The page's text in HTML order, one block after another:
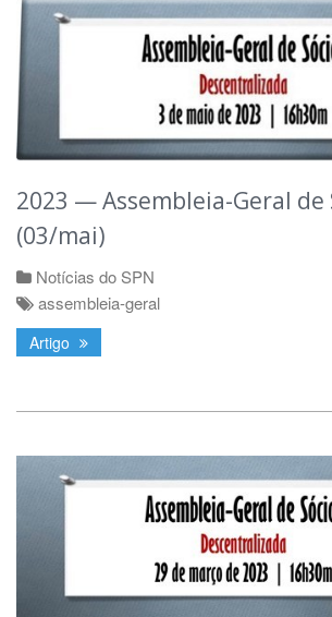
2023 — Assembleia-Geral de
(03/mai)
Notícias do SPN
assembleia-geral
Artigo